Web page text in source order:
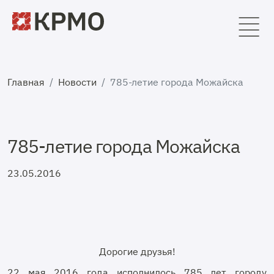
Главная Новости 785-летие города Можайска
785-летие города Можайска
23.05.2016
Дорогие друзья!